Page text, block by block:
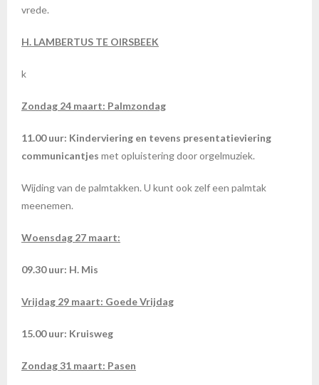
vrede.
H. LAMBERTUS TE OIRSBEEK
k
Zondag 24 maart: Palmzondag
11.00 uur: Kinderviering en tevens presentatieviering
communicantjes met opluistering door orgelmuziek.
Wijding van de palmtakken. U kunt ook zelf een palmtak
meenemen.
Woensdag 27 maart:
09.30 uur: H. Mis
Vrijdag 29 maart: Goede Vrijdag
15.00 uur: Kruisweg
Zondag 31 maart: Pasen